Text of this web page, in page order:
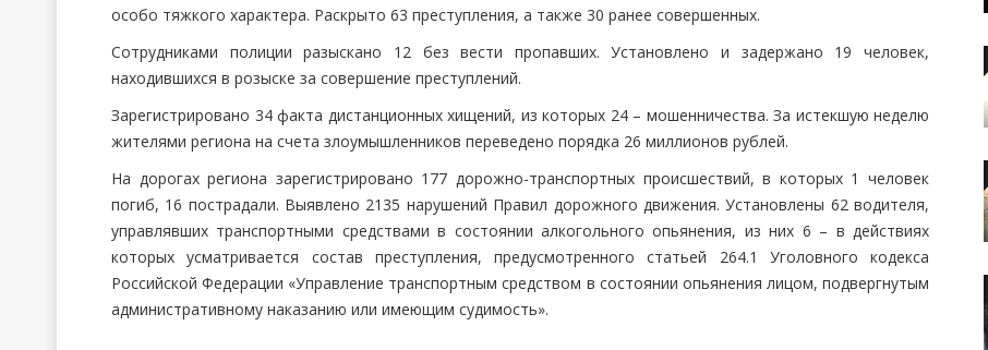
особо тяжкого характера. Раскрыто 63 преступления, а также 30 ранее совершенных.
Сотрудниками полиции разыскано 12 без вести пропавших. Установлено и задержано 19 человек,
находившихся в розыске за совершение преступлений.
Зарегистрировано 34 факта дистанционных хищений, из которых 24 – мошенничества. За истекшую неделю
жителями региона на счета злоумышленников переведено порядка 26 миллионов рублей.
На дорогах региона зарегистрировано 177 дорожно-транспортных происшествий, в которых 1 человек
погиб, 16 пострадали. Выявлено 2135 нарушений Правил дорожного движения. Установлены 62 водителя,
управлявших транспортными средствами в состоянии алкогольного опьянения, из них 6 – в действиях
которых усматривается состав преступления, предусмотренного статьей 264.1 Уголовного кодекса
Российской Федерации «Управление транспортным средством в состоянии опьянения лицом, подвергнутым
административному наказанию или имеющим судимость».